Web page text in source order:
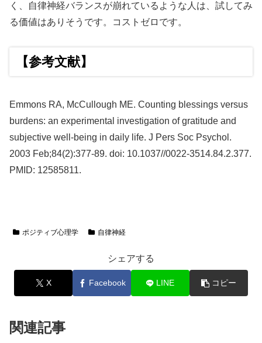
く、自律神経バランスが崩れているような人は、試してみ
る価値はありそうです。コストゼロです。
【参考文献】
Emmons RA, McCullough ME. Counting blessings versus
burdens: an experimental investigation of gratitude and
subjective well-being in daily life. J Pers Soc Psychol.
2003 Feb;84(2):377-89. doi: 10.1037//0022-3514.84.2.377.
PMID: 12585811.
ポジティブ心理学 自律神経
シェアする
X Facebook LINE コピー
関連記事